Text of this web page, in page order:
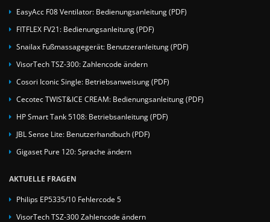
EasyAcc F08 Ventilator: Bedienungsanleitung (PDF)
FITFLEX FV21: Bedienungsanleitung (PDF)
Snailax Fußmassagegerät: Benutzeranleitung (PDF)
VisorTech TSZ-300: Zahlencode ändern
Cosori Iconic Single: Betriebsanweisung (PDF)
Cecotec TWIST&ICE CREAM: Bedienungsanleitung (PDF)
HP Smart Tank 5108: Betriebsanleitung (PDF)
JBL Sense Lite: Benutzerhandbuch (PDF)
Gigaset Pure 120: Sprache ändern
AKTUELLE FRAGEN
Philips EP5335/10 Fehlercode 5
VisorTech TSZ-300 Zahlencode ändern